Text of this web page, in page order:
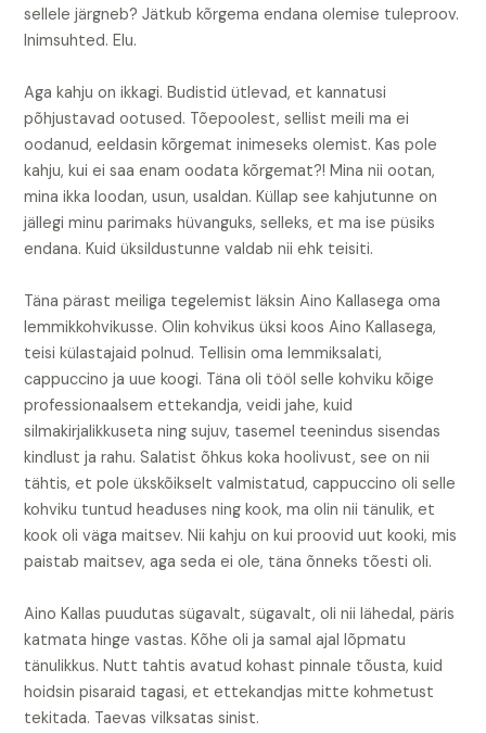
sellele järgneb? Jätkub kõrgema endana olemise tuleproov.
Inimsuhted. Elu.
Aga kahju on ikkagi. Budistid ütlevad, et kannatusi
põhjustavad ootused. Tõepoolest, sellist meili ma ei
oodanud, eeldasin kõrgemat inimeseks olemist. Kas pole
kahju, kui ei saa enam oodata kõrgemat?! Mina nii ootan,
mina ikka loodan, usun, usaldan. Küllap see kahjutunne on
jällegi minu parimaks hüvanguks, selleks, et ma ise püsiks
endana. Kuid üksildustunne valdab nii ehk teisiti.
Täna pärast meiliga tegelemist läksin Aino Kallasega oma
lemmikkohvikusse. Olin kohvikus üksi koos Aino Kallasega,
teisi külastajaid polnud. Tellisin oma lemmiksalati,
cappuccino ja uue koogi. Täna oli tööl selle kohviku kõige
professionaalsem ettekandja, veidi jahe, kuid
silmakirjalikkuseta ning sujuv, tasemel teenindus sisendas
kindlust ja rahu. Salatist õhkus koka hoolivust, see on nii
tähtis, et pole ükskõikselt valmistatud, cappuccino oli selle
kohviku tuntud headuses ning kook, ma olin nii tänulik, et
kook oli väga maitsev. Nii kahju on kui proovid uut kooki, mis
paistab maitsev, aga seda ei ole, täna õnneks tõesti oli.
Aino Kallas puudutas sügavalt, sügavalt, oli nii lähedal, päris
katmata hinge vastas. Kõhe oli ja samal ajal lõpmatu
tänulikkus. Nutt tahtis avatud kohast pinnale tõusta, kuid
hoidsin pisaraid tagasi, et ettekandjas mitte kohmetust
tekitada. Taevas vilksatas sinist.